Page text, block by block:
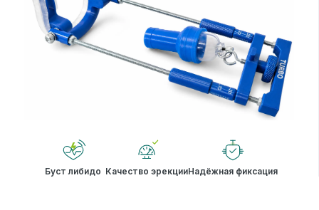
Буст либидо Качество эрекцииНадёжная фиксация